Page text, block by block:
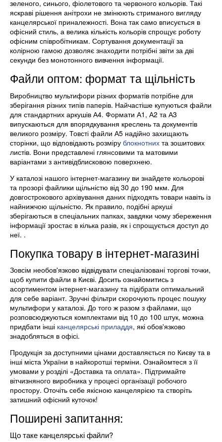
зеленого, синього, фіолетового та червоного кольорів. Такі
яскраві рішення анітрохи не змінюють стриманого вигляду
канцелярської приналежності. Вона так само вписується в
офісний стиль, а велика кількість кольорів спрощує роботу
офісним співробітникам. Сортування документації за
колірною гамою дозволяє знаходити потрібні звіти за дві
секунди без монотонного вивчення інформації.
Файли оптом: формат та щільність
Виробництво мультифори різних форматів потрібне для
зберігання різних типів паперів. Найчастіше купуються файли
для стандартних аркушів А4. Формати А1, А2 та А3
випускаються для впорядкування креслень та документів
великого розміру. Товсті файли А5 надійно захищають
сторінки, що відповідають розміру блокнотних та зошитових
листів. Вони представлені глянсовими та матовими
варіантами з антивідблисковою поверхнею.
У каталозі нашого інтернет-магазину ви знайдете кольорові
та прозорі файлики щільністю від 30 до 190 мкм. Для
довгострокового архівування даних підходять товари навіть із
найнижчою щільністю. Як правило, подібні аркуші
зберігаються в спеціальних папках, завдяки чому збереження
інформації зростає в кілька разів, як і спрощується доступ до
неї. .
Покупка товару в інтернет-магазині
Зовсім необов'язково відвідувати спеціалізовані торгові точки,
щоб купити файли в Києві. Досить ознайомитись з
асортиментом інтернет-магазину та підібрати оптимальний
для себе варіант. Зручні фільтри скорочують процес пошуку
мультифори у каталозі. До того ж разом з файлами, що
розповсюджуються комплектами від 10 до 100 штук, можна
придбати інші канцелярські приладдя, які обов'язково
знадобляться в офісі.
Продукція за доступними цінами доставляється по Києву та в
інші міста України в найкоротші терміни. Ознайомтеся з її
умовами у розділі «Доставка та оплата». Підтримайте
вітчизняного виробника у процесі організації робочого
простору. Оточіть себе якісною канцелярією та створіть
затишний офісний куточок!
Поширені запитання:
Що таке канцелярські файли?